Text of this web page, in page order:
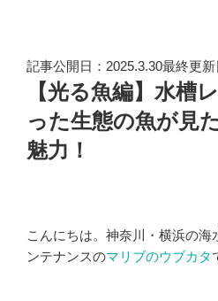
記事公開日：2025.3.30最終更
【光る魚編】水槽
った生態の魚が見
魅力！
こんにちは。神奈川・横浜の海
ンテナンスのマリブのウブカタ